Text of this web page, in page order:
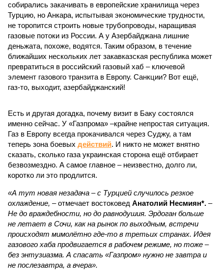
собирались закачивать в европейские хранилища через
Турцию, но Анкара, испытывая экономические трудности,
не торопится строить новые трубопроводы, наращивая
газовые потоки из России. А у Азербайджана лишние
деньжата, похоже, водятся. Таким образом, в течение
ближайших нескольких лет закавказская республика может
превратиться в российский газовый хаб – ключевой
элемент газового транзита в Европу. Санкции? Вот ещё,
газ-то, выходит, азербайджанский!
Есть и другая догадка, почему визит в Баку состоялся
именно сейчас. У «Газпрома» –крайне непростая ситуация.
Газ в Европу всегда прокачивался через Суджу, а там
теперь зона боевых действий. И никто не может внятно
сказать, сколько газа украинская сторона ещё отбирает
безвозмездно. А самое главное – неизвестно, долго ли,
коротко ли это продлится.
«А тут новая незадача – с Турцией случилось резкое
охлаждение, – отмечает востоковед Анатолий Несмиян*. –
Не до враждебности, но до равнодушия. Эрдоган больше
не летает в Сочи, как на рынок по выходным, встречи
происходят мимолётно где-то в третьих странах. Идея
газового хаба продвигается в рабочем режиме, но тоже –
без энтузиазма. А спасать «Газпром» нужно не завтра и
не послезавтра, а вчера».